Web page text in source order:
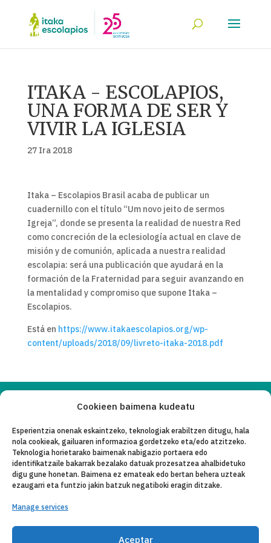
Cookieen baimena kudeatu
Esperientzia onenak eskaintzeko, teknologiak erabiltzen ditugu, hala
nola cookieak, gailuaren informazioa gordetzeko eta/edo atzitzeko.
Teknologia horietarako baimenak nabigazio portaera edo
identifikatzaile bakarrak bezalako datuak prozesatzea ahalbidetuko
digu gune honetan. Baimena ez emateak edo bertan behera uzteak
ezaugarri eta funtzio jakin batzuk negatiboki eragin ditzake.
Manage services
Aceptar
ITAKA - ESCOLAPIOS,
UNA FORMA DE SER Y
VIVIR LA IGLESIA
27 Ira 2018
Itaka – Escolapios Brasil acaba de publicar un
cuadernillo con el título “Um novo jeito de sermos
Igreja”, donde se presenta la realidad de nuestra Red
como concreción de la eclesiología actual en clave de
misión y de comunión, aplicada a nuestra realidad
escolapia: será una publicación que ayudará en la
formación de la Fraternidad para seguir avanzando en
la mentalidad y compromiso que supone Itaka –
Escolapios.
Está en https://www.itakaescolapios.org/wp-
content/uploads/2018/09/livreto-itaka-2018.pdf
Copyleft 2025Itaka-Escolapios
LEGE OHAR
PRIBATASUN-POLITIKA
ENTITATE KOLABORATZAILEAK